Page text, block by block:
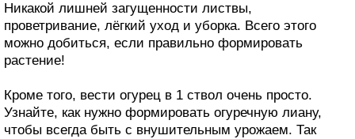
Никакой лишней загущенности листвы,
проветривание, лёгкий уход и уборка. Всего этого
можно добиться, если правильно формировать
растение!
Кроме того, вести огурец в 1 ствол очень просто.
Узнайте, как нужно формировать огуречную лиану,
чтобы всегда быть с внушительным урожаем. Так